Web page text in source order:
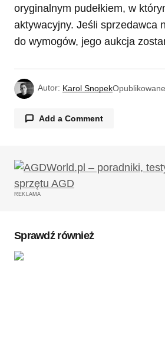
oryginalnym pudełkiem, w
aktywacyjny. Jeśli sprzedawca
do wymogów, jego aukcja
Autor: Karol SnopekOpublikowane
Add a Comment
Twój adres email nie zostanie
Wymagane pola są oznaczone
REKLAMA
Sprawdź również